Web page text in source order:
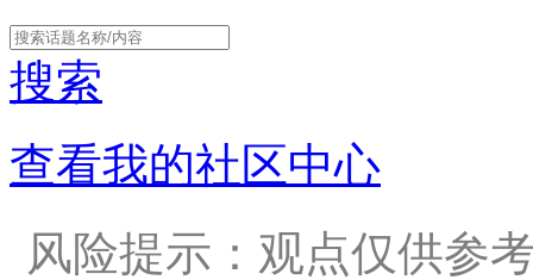
搜索
查看我的社区中心
风险提示：观点仅供参